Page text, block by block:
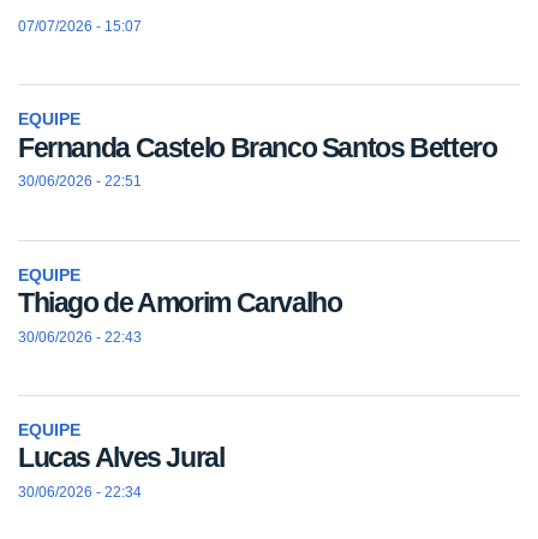
07/07/2026 - 15:07
EQUIPE
Fernanda Castelo Branco Santos Bettero
30/06/2026 - 22:51
EQUIPE
Thiago de Amorim Carvalho
30/06/2026 - 22:43
EQUIPE
Lucas Alves Jural
30/06/2026 - 22:34